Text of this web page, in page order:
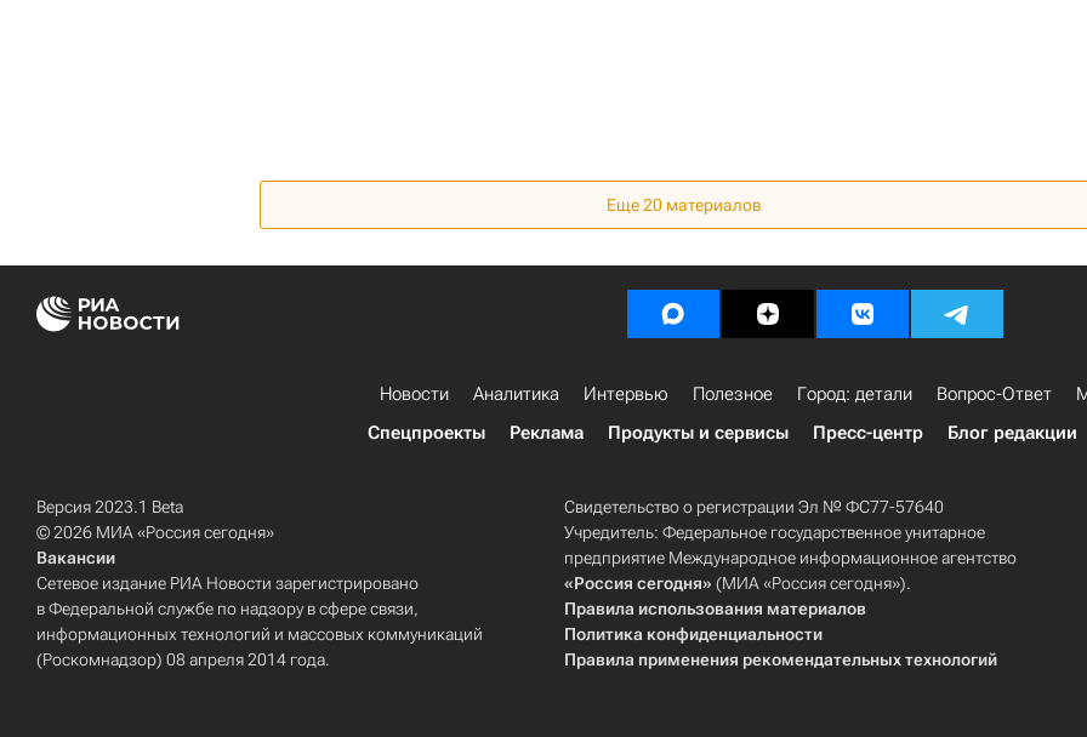
Еще 20 материалов
Новости Аналитика Интервью Полезное Город: детали Вопрос-Ответ
Спецпроекты
Реклама Продукты и сервисы Пресс-центр Блог редакции
Версия 2023.1 Beta
© 2026 МИА «Россия сегодня»
Вакансии
Сетевое издание РИА Новости зарегистрировано
в Федеральной службе по надзору в сфере связи,
информационных технологий и массовых коммуникаций
(Роскомнадзор) 08 апреля 2014 года.
Свидетельство о регистрации Эл № ФС77-57640
Учредитель: Федеральное государственное унитарное
предприятие Международное информационное агентство
«Россия сегодня» (МИА «Россия сегодня»).
Правила использования материалов
Политика конфиденциальности
Правила применения рекомендательных технологий